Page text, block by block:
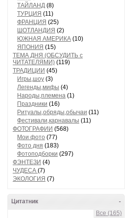
ТАЙЛАНД (8)
ТУРЦИЯ (11)
ФРАНЦИЯ (25)
ШОТЛАНДИЯ (2)
ЮЖНАЯ АМЕРИКА (10)
ЯПОНИЯ (15)
ТЕМА ДНЯ (ОБСУДИТЬ с
ЧИТАТЕЛЯМИ) (119)
ТРАДИЦИИ (45)
Игры,шоу (3)
Легенды,мифы (4)
Народы,племена (1)
Праздники (16)
Ритуалы,обряды,обычаи (11)
Фестивали,карнавалы (11)
ФОТОГРАФИИ (568)
Мои фото (77)
Фото дня (183)
Фотоподборки (297)
ФЭНТЕЗИ (4)
ЧУДЕСА (7)
ЭКОЛОГИЯ (7)
-
Цитатник
Все (165)